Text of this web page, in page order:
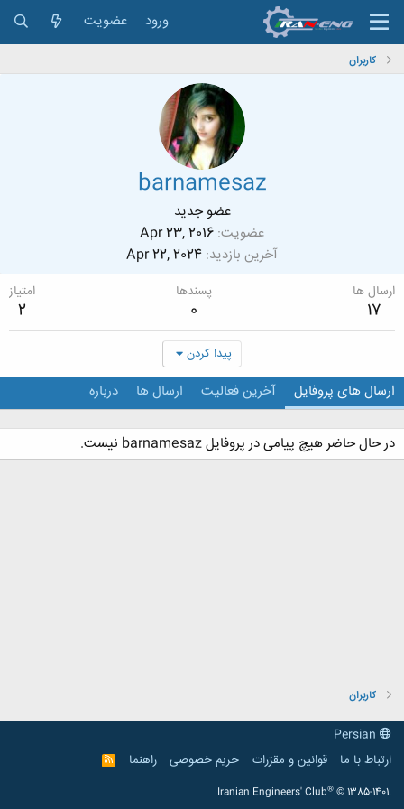
ورود عضویت
کاربران
barnamesaz
عضو جدید
عضویت Apr 23, 2016
آخرین بازدید Apr 22, 2024
ارسال ها
17
پسندها
0
امتیاز
2
پیدا کردن
ارسال های پروفایل آخرین فعالیت ارسال ها درباره
در حال حاضر هیچ پیامی در پروفایل barnamesaz نیست.
کاربران
ارتباط با ما
قوانین و مقرّرات حریم خصوصی راهنما
R
S
Iranian Engineers' Club® © 1385-1401.